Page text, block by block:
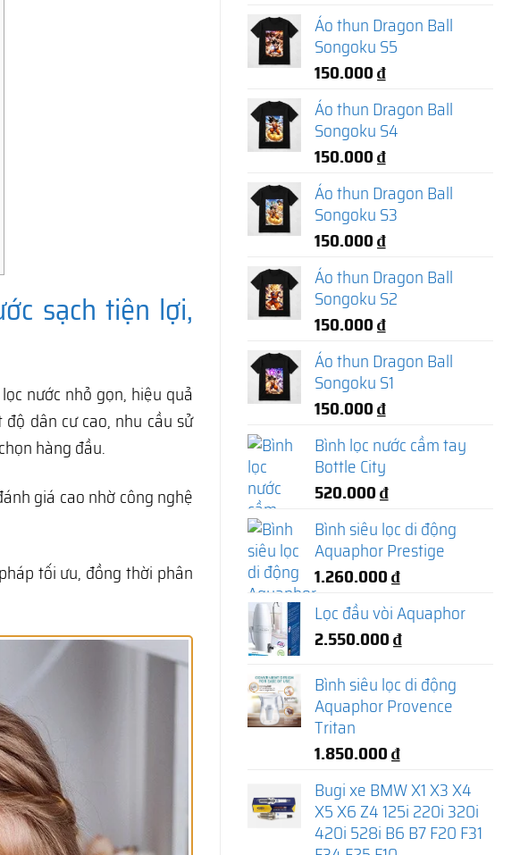
sạch tiện lợi,
nước nhỏ gọn, hiệu quả
dân cư cao, nhu cầu sử
hàng đầu.
giá cao nhờ công nghệ
tối ưu, đồng thời phân
Áo thun Dragon Ball
Songoku S5
150.000₫
Áo thun Dragon Ball
Songoku S4
150.000₫
Áo thun Dragon Ball
Songoku S3
150.000₫
Áo thun Dragon Ball
Songoku S2
150.000₫
Áo thun Dragon Ball
Songoku S1
150.000₫
Bình lọc nước cầm tay
Bottle City
520.000₫
Bình siêu lọc di động
Aquaphor Prestige
1.260.000₫
Lọc đầu vòi Aquaphor
2.550.000₫
Bình siêu lọc di động
Aquaphor Provence
Tritan
1.850.000₫
Bugi xe BMW X1 X3 X4
X5 X6 Z4 125i 220i 320i
420i 528i B6 B7 F20 F31